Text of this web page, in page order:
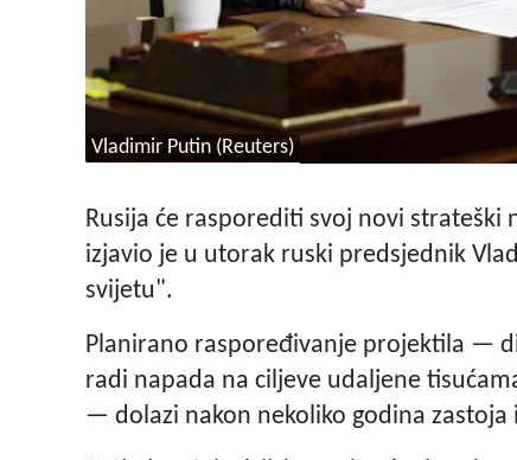
Vladimir Putin (Reuters)
Rusija će rasporediti svoj novi
izjavio je u utorak ruski predsjednik
svijetu".
Planirano raspoređivanje projektila —
radi napada na ciljeve udaljene
— dolazi nakon nekoliko godina zastoja